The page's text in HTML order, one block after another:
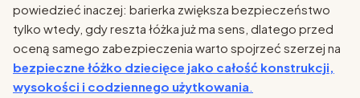
powiedzieć inaczej: barierka zwiększa bezpieczeństwo
tylko wtedy, gdy reszta łóżka już ma sens, dlatego przed
oceną samego zabezpieczenia warto spojrzeć szerzej na
bezpieczne łóżko dziecięce jako całość konstrukcji,
wysokości i codziennego użytkowania